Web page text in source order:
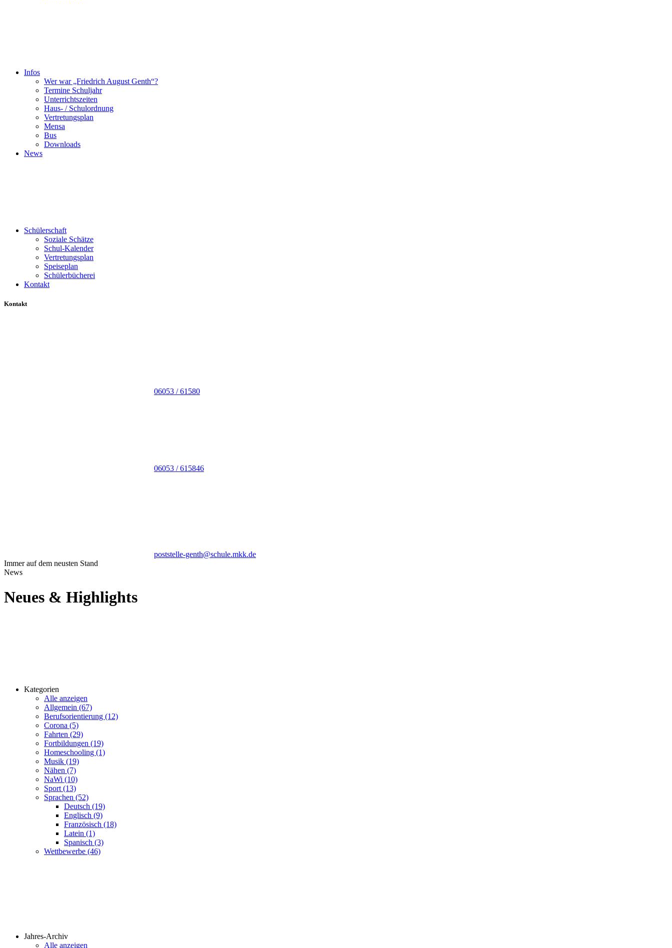
Infos
Wer war „Friedrich August Genth“?
Termine Schuljahr
Unterrichtszeiten
Haus- / Schulordnung
Vertretungsplan
Mensa
Bus
Downloads
News
Schülerschaft
Soziale Schätze
Schul-Kalender
Vertretungsplan
Speiseplan
Schülerbücherei
Kontakt
Kontakt
06053 / 61580
06053 / 615846
poststelle-genth@schule.mkk.de
Immer auf dem neusten Stand
News
Neues & Highlights
Kategorien
Alle anzeigen
Allgemein (67)
Berufsorientierung (12)
Corona (5)
Fahrten (29)
Fortbildungen (19)
Homeschooling (1)
Musik (19)
Nähen (7)
NaWi (10)
Sport (13)
Sprachen (52)
Deutsch (19)
Englisch (9)
Französisch (18)
Latein (1)
Spanisch (3)
Wettbewerbe (46)
Jahres-Archiv
Alle anzeigen